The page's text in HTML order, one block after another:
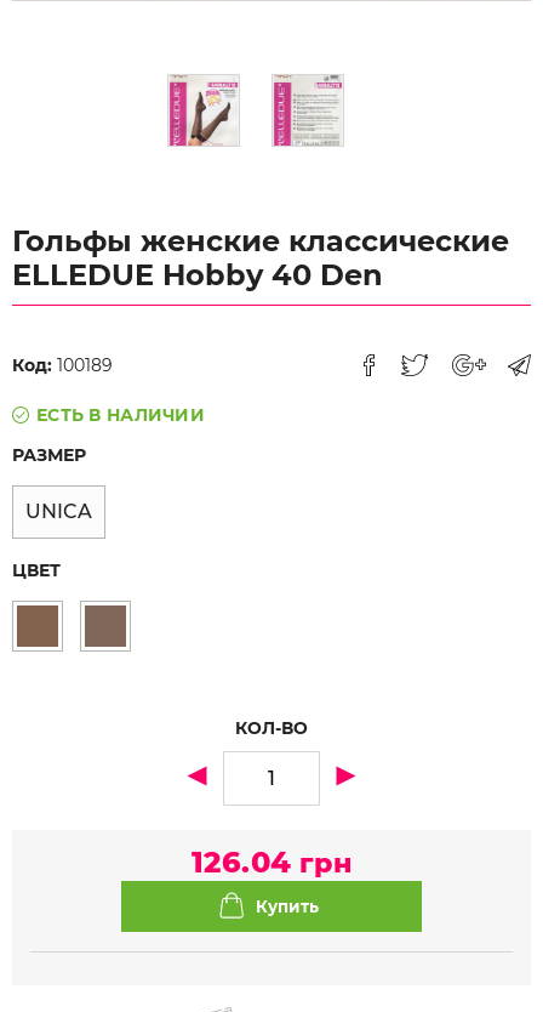
Гольфы женские классические
ELLEDUE Hobby 40 Den
Код: 100189
ЕСТЬ В НАЛИЧИИ
РАЗМЕР
UNICA
ЦВЕТ
КОЛ-ВО
126.04 грн